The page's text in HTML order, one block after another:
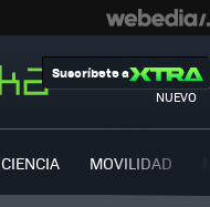
NUEVO
Suscríbete a
CIENCIA MOVILIDAD